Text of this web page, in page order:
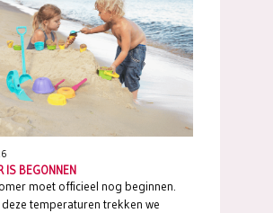
IS BEGONNEN
moet officieel nog beginnen.
temperaturen trekken we